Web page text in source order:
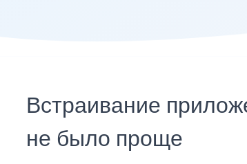
Встраивание
не было проще